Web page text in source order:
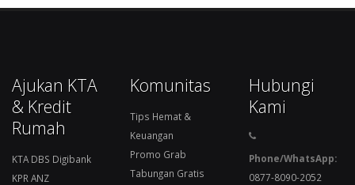
Ajukan KTA
& Kredit
Rumah
KTA DBS Digibank
KPR ANZ
Komunitas
Tips Hemat &
Keuangan
Promo Grab
Tabungan Gratis
Hubungi
Kami
Phone/WhatsApp:
0877-8090-2052